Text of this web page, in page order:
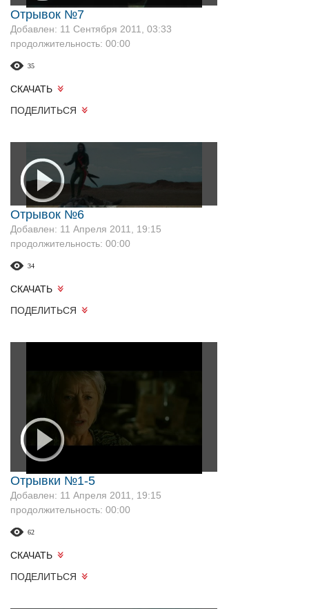
Отрывок №7
Добавлен: 11 Сентября 2011, 03:33
продолжительность: 00:00
35
СКАЧАТЬ
ПОДЕЛИТЬСЯ
Отрывок №6
Добавлен: 11 Апреля 2011, 19:15
продолжительность: 00:00
34
СКАЧАТЬ
ПОДЕЛИТЬСЯ
Отрывки №1-5
Добавлен: 11 Апреля 2011, 19:15
продолжительность: 00:00
62
СКАЧАТЬ
ПОДЕЛИТЬСЯ